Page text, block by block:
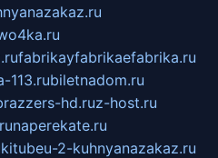
fabrikayfabrikaefabrika.ru
113.rubiletnadom.ru
hd.ruz-host.ru
naperekate.ru
kitubeu-2-kuhnyanazakaz.ru